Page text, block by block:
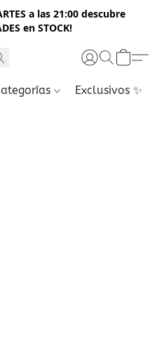
a las 21:00 descubre
en STOCK!
Exclusivos ✨